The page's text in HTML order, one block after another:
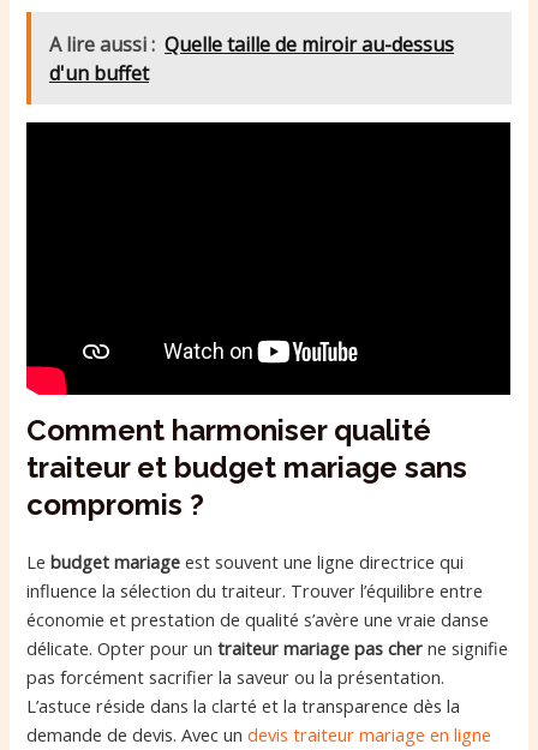
A lire aussi : Quelle taille de miroir au-dessus
d'un buffet​
Comment harmoniser qualité
traiteur et budget mariage sans
compromis ?
Lebudget mariage est souvent une ligne directrice qui
influence la sélection du traiteur. Trouver l’équilibre entre
économie et prestation de qualité s’avère une vraie danse
délicate. Opter pour untraiteur mariage pas cher ne signifie
pas forcément sacrifier la saveur ou la présentation.
L’astuce réside dans la clarté et la transparence dès la
demande de devis. Avec undevis traiteur mariage en ligne